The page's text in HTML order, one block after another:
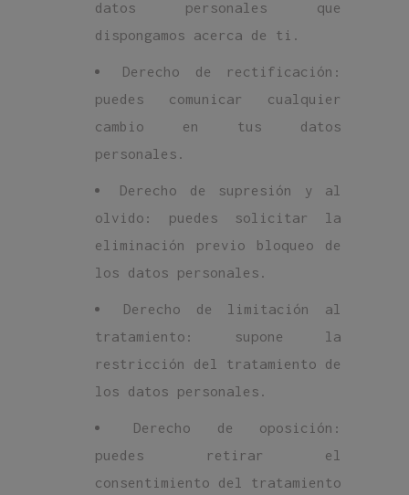
datos personales que
dispongamos acerca de ti.
Derecho de rectificación:
puedes comunicar cualquier
cambio en tus datos
personales.
Derecho de supresión y al
olvido: puedes solicitar la
eliminación previo bloqueo de
los datos personales.
Derecho de limitación al
tratamiento: supone la
restricción del tratamiento de
los datos personales.
Derecho de oposición:
puedes retirar el
consentimiento del tratamiento